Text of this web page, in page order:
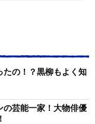
たの！？黒柳もよく知
の芸能一家！大物俳優